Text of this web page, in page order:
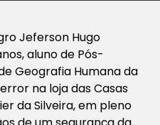
Jeferson Hugo
aluno de Pós-
Geografia Humana da
na loja das Casas
da Silveira, em pleno